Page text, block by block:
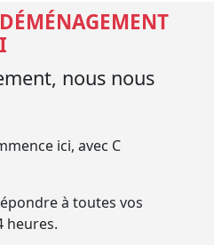
nous nous
ici, avec C
à toutes vos
heures.